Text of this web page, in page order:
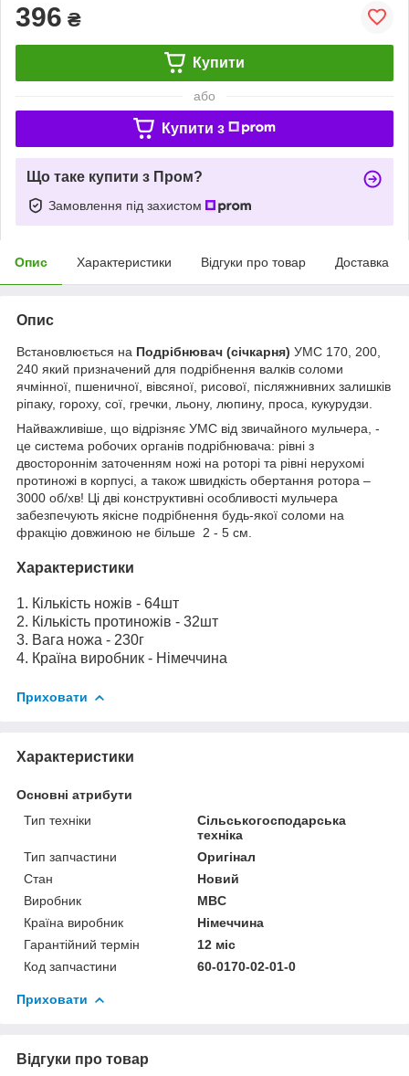
396 ₴
Купити
або
Купити з
Що таке купити з Пром?
Замовлення під захистом
Опис Характеристики Відгуки про товар Доставка
Опис
Встановлюється на Подрібнювач (січкарня) УМС 170, 200,
240 який призначений для подрібнення валків соломи
ячмінної, пшеничної, вівсяної, рисової, післяжнивних залишків
ріпаку, гороху, сої, гречки, льону, люпину, проса, кукурудзи.
Найважливіше, що відрізняє УМС від звичайного мульчера, -
це система робочих органів подрібнювача: рівні з
двостороннім заточенням ножі на роторі та рівні нерухомі
протиножі в корпусі, а також швидкість обертання ротора –
3000 об/хв! Ці дві конструктивні особливості мульчера
забезпечують якісне подрібнення будь-якої соломи на
фракцію довжиною не більше 2 - 5 см.
Характеристики
1. Кількість ножів - 64шт
2. Кількість протиножів - 32шт
3. Вага ножа - 230г
4. Країна виробник - Німеччина
Приховати
Характеристики
Основні атрибути
Тип техніки
Сільськогосподарська
техніка
Тип запчастини
Оригінал
Стан
Новий
Виробник
MBC
Країна виробник
Німеччина
Гарантійний термін
12 міс
Код запчастини
60-0170-02-01-0
Приховати
Відгуки про товар